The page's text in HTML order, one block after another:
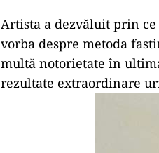
Artista a dezvăluit prin
vorba despre metoda
multă notorietate în
rezultate extraordinare